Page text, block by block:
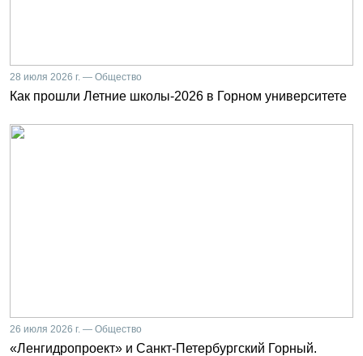
28 июля 2026 г. — Общество
Как прошли Летние школы-2026 в Горном университете
26 июля 2026 г. — Общество
«Ленгидропроект» и Санкт-Петербургский Горный.